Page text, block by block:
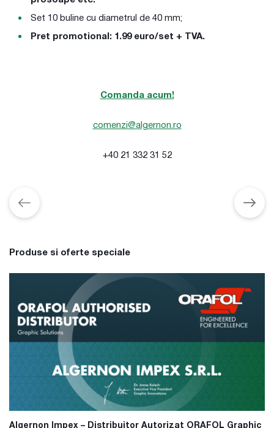
Set 10 buline cu diametrul de 40 mm;
Pret promotional: 1.99 euro/set + TVA.
Comanda acum!
comenzi@algernon.ro
+40 21 332 31 52
Produse si oferte speciale
Algernon Impex – Distribuitor Autorizat ORAFOL Graphic